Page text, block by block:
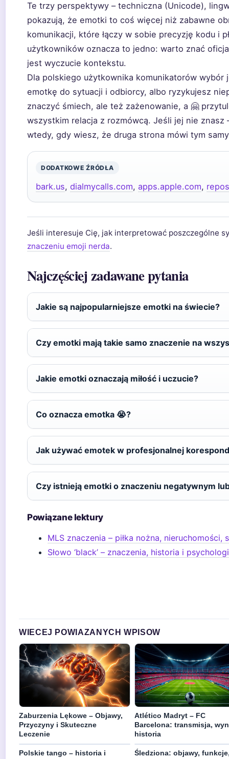
Te trzy perspektywy – techniczna (Unicode),
pokazują, że emotki to coś więcej niż zabawne
komunikacji, które łączy w sobie precyzję kodu i
użytkowników oznacza to jedno: warto znać
jest wyczucie kontekstu.
Dla polskiego użytkownika komunikatorów
emotkę do sytuacji i odbiorcy, albo ryzykujesz
znaczyć śmiech, ale też zażenowanie, a 🤗
wszystkim relacja z rozmówcą. Jeśli jej nie znasz
wtedy, gdy wiesz, że druga strona mówi tym
DODATKOWE ŹRÓDŁA
bark.us, dialmycalls.com, apps.apple.com,
Jeśli interesuje Cię, jak interpretować poszczególne
znaczeniu emoji nerda.
Najczęściej zadawane pytania
Jakie są najpopularniejsze emotki na świecie?
Czy emotki mają takie samo znaczenie na
Jakie emotki oznaczają miłość i uczucie?
Co oznacza emotka 😭?
Jak używać emotek w profesjonalnej
Czy istnieją emotki o znaczeniu negatywnym
Powiązane lektury
MLS znaczenia – piłka nożna, nieruchomości,
Słowo ‘black’ – znaczenia, historia i
WIECEJ POWIAZANYCH WPISOW
Zaburzenia Lękowe – Objawy,
Przyczyny i Skuteczne
Leczenie
Atlético Madryt – FC
Barcelona: transmisja,
historia
Polskie tango – historia i
Śledziona: objawy,